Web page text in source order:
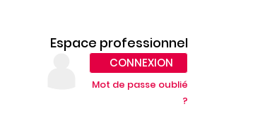
Espace professionnel
CONNEXION
Mot de passe oublié
?